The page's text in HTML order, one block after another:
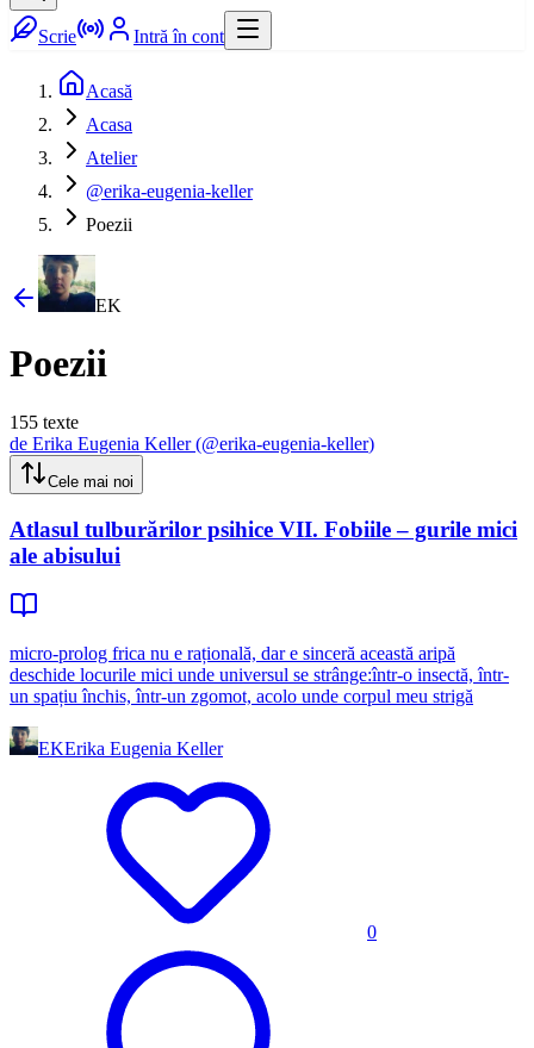
Scrie Intră în cont
Acasă
Acasa
Atelier
@erika-eugenia-keller
Poezii
EK
Poezii
155 texte
de Erika Eugenia Keller(@erika-eugenia-keller)
Cele mai noi
Atlasul tulburărilor psihice VII. Fobiile – gurile mici
ale abisului
micro-prolog frica nu e rațională, dar e sinceră această aripă
deschide locurile mici unde universul se strânge:într-o insectă, într-
un spațiu închis, într-un zgomot, acolo unde corpul meu strigă
EKErika Eugenia Keller
0